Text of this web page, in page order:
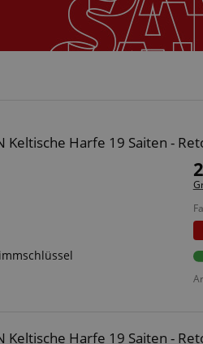
Keltische Harfe 19 Saiten -
Keltische Harfe 19 Saiten -